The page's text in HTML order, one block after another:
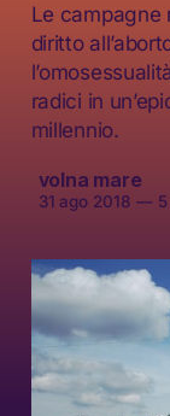
Le campagne
diritto
radici in
millennio.
volna mare
31 ago 2018 —5